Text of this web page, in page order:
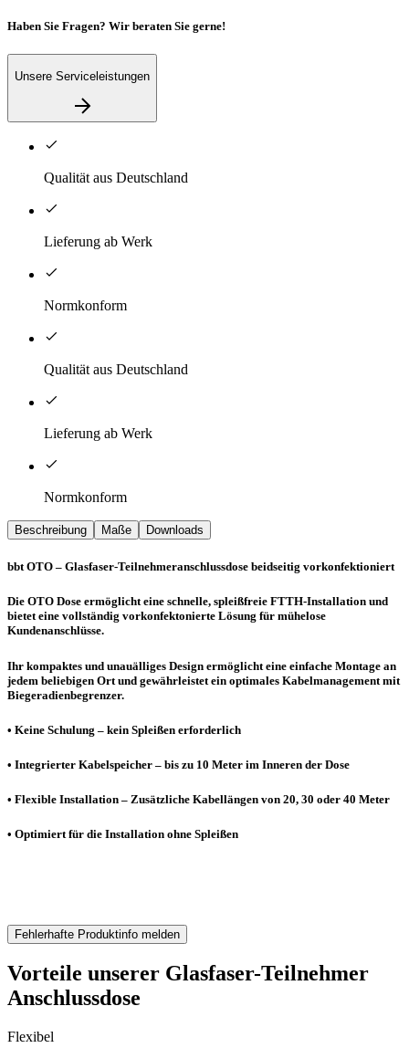
Haben Sie Fragen? Wir beraten Sie gerne!
Unsere Serviceleistungen
Qualität aus Deutschland
Lieferung ab Werk
Normkonform
Qualität aus Deutschland
Lieferung ab Werk
Normkonform
Beschreibung Maße Downloads
bbt OTO – Glasfaser-Teilnehmeranschlussdose beidseitig vorkonfektioniert
Die OTO Dose ermöglicht eine schnelle, spleißfreie FTTH-Installation und
bietet eine vollständig vorkonfektonierte Lösung für mühelose
Kundenanschlüsse.
Ihr kompaktes und unau­älliges Design ermöglicht eine einfache Montage an
jedem beliebigen Ort und gewährleistet ein optimales Kabelmanagement mit
Biegeradienbegrenzer.
• Keine Schulung – kein Spleißen erforderlich
• Integrierter Kabelspeicher – bis zu 10 Meter im Inneren der Dose
• Flexible Installation – Zusätzliche Kabellängen von 20, 30 oder 40 Meter
• Optimiert für die Installation ohne Spleißen
Fehlerhafte Produktinfo melden
Vorteile unserer Glasfaser-Teilnehmer
Anschlussdose
Flexibel